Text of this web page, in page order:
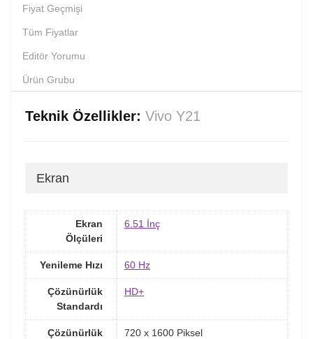
Fiyat Geçmişi
Tüm Fiyatlar
Editör Yorumu
Ürün Grubu
Teknik Özellikler: Vivo Y21
Ekran
Ekran
Ölçüleri
6.51 İnç
Yenileme Hızı 60 Hz
Çözünürlük
Standardı
HD+
Çözünürlük 720 x 1600 Piksel